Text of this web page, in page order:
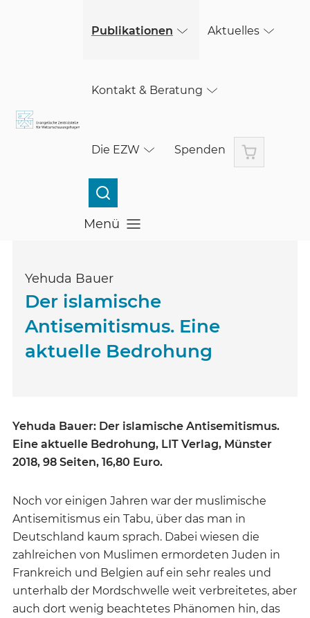
Publikationen Aktuelles
Kontakt & Beratung
Die EZW Spenden Warenkorb
Menü
Menü öffnen
Yehuda Bauer
Der islamische
Antisemitismus. Eine
aktuelle Bedrohung
Yehuda Bauer: Der islamische Antisemitismus.
Eine aktuelle Bedrohung, LIT Verlag, Münster
2018, 98 Seiten, 16,80 Euro.
Noch vor einigen Jahren war der muslimische
Antisemitismus ein Tabu, über das man in
Deutschland kaum sprach. Dabei wiesen die
zahlreichen von Muslimen ermordeten Juden in
Frankreich und Belgien auf ein sehr reales und
unterhalb der Mordschwelle weit verbreitetes, aber
auch dort wenig beachtetes Phänomen hin, das